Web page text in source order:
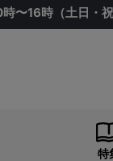
〜16時（土日・祝
特